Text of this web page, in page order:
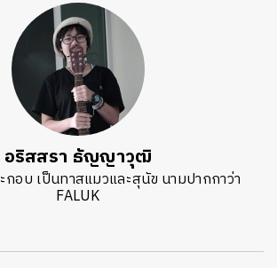
อริสสรา ธัญญาวุฒิ
อบ เป็นทาสแมวและสุนัข นามปากกาว่า
FALUK